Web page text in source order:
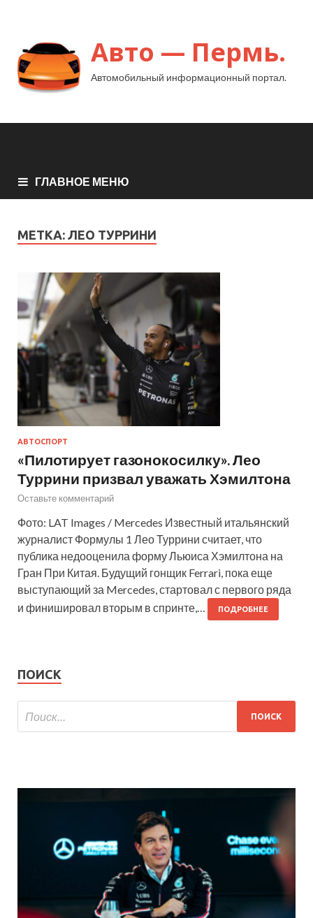
Авто — Пермь.
Автомобильный информационный портал.
ГЛАВНОЕ МЕНЮ
МЕТКА: ЛЕО ТУРРИНИ
АВТОСПОРТ
«Пилотирует газонокосилку». Лео
Туррини призвал уважать Хэмилтона
Оставьте комментарий
Фото: LAT Images / Mercedes Известный итальянский
журналист Формулы 1 Лео Туррини считает, что
публика недооценила форму Льюиса Хэмилтона на
Гран При Китая. Будущий гонщик Ferrari, пока еще
выступающий за Mercedes, стартовал с первого ряда
и финишировал вторым в спринте,…
ПОДРОБНЕЕ
ПОИСК